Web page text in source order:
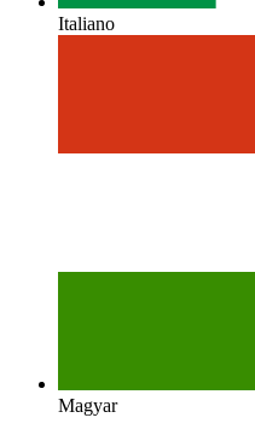
Italiano
Magyar